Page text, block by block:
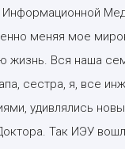
меняя мое
жизнь. Вся наша
сестра, я, все
удивлялись
Так ИЭУ